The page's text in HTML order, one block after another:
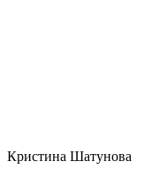
Кристина Шатунова